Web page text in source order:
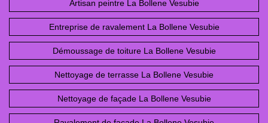
Artisan peintre La Bollene Vesubie
Entreprise de ravalement La Bollene Vesubie
Démoussage de toiture La Bollene Vesubie
Nettoyage de terrasse La Bollene Vesubie
Nettoyage de façade La Bollene Vesubie